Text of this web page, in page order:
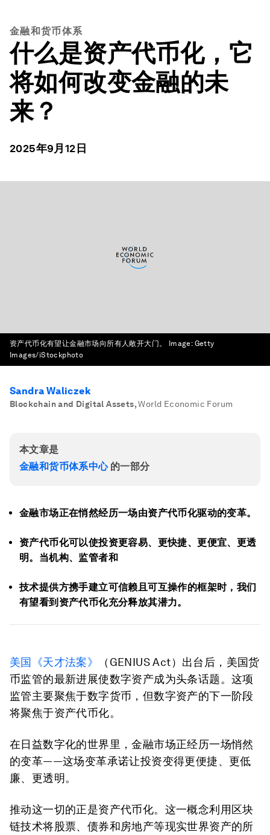
金融和货币体系
什么是资产代币化，它
将如何改变金融的未
来？
2025年9月12日
资产代币化有望让金融市场向所有人敞开大门。 Image: Getty
Images/iStockphoto
Sandra Waliczek
Blockchain and Digital Assets, World Economic Forum
本文章是
金融和货币体系中心的一部分
金融市场正在悄然经历一场由资产代币化驱动的变革。
资产代币化可以使投资更容易、更快捷、更便宜、更透
明。当机构、监管者和
技术提供方携手建立可信赖且可互操作的框架时，我们
有望看到资产代币化充分释放其潜力。
美国《天才法案》
（GENIUS Act）出台后，美国货
币监管的最新进展使数字资产成为头条话题。这项
监管主要聚焦于数字货币，但数字资产的下一阶段
将聚焦于资产代币化。
在日益数字化的世界里，金融市场正经历一场悄然
的变革——这场变革承诺让投资变得更便捷、更低
廉、更透明。
推动这一切的正是资产代币化。这一概念利用区块
链技术将股票、债券和房地产等现实世界资产的所